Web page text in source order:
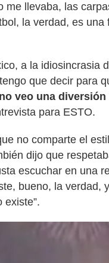
me llevaba, las
la verdad, es una
a la idiosincrasia
que decir para
veo una
para ESTO.
no comparte el
dijo que
escuchar en una
bueno, la verdad,
existe”.